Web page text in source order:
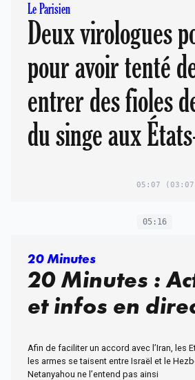
Le Parisien
Deux virologues
pour avoir tenté
entrer des fioles
du singe aux
05:07
05:16
20 Minutes
20 Minutes :
et infos en
Afin de faciliter un accord avec l’Iran, les
les armes se taisent entre Israël et le
Netanyahou ne l’entend pas ainsi